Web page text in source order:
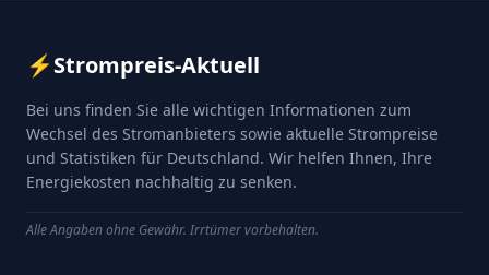
⚡Strompreis-Aktuell
Bei uns finden Sie alle wichtigen Informationen zum
Wechsel des Stromanbieters sowie aktuelle Strompreise
und Statistiken für Deutschland. Wir helfen Ihnen, Ihre
Energiekosten nachhaltig zu senken.
Alle Angaben ohne Gewähr. Irrtümer vorbehalten.